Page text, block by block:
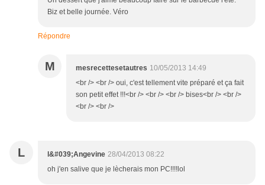
Biz et belle journée. Véro
Répondre
M mesrecettesetautres 10/05/2013 14:49
<br /> <br /> oui, c'est tellement vite préparé et ça fait
son petit effet !!!<br /> <br /> <br /> bises<br /> <br />
<br /> <br />
L l&#039;Angevine 28/04/2013 08:22
oh j'en salive que je lècherais mon PC!!!!lol